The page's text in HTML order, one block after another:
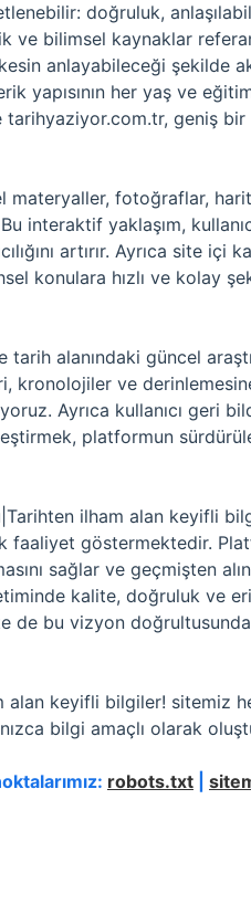
doğruluk,
ve bilimsel kaynaklar
anlayabileceği şekilde
yapısının her yaş ve
tarihyaziyor.com.tr, geniş bir
materyaller, fotoğraflar,
interaktif yaklaşım,
artırır. Ayrıca site içi
konulara hızlı ve kolay
alanındaki güncel
kronolojiler ve
Ayrıca kullanıcı geri
platformun
ilham alan keyifli
faaliyet göstermektedir.
sağlar ve geçmişten
kalite, doğruluk ve
de bu vizyon
alan keyifli bilgiler! sitemiz
bilgi amaçlı olarak
robots.txt